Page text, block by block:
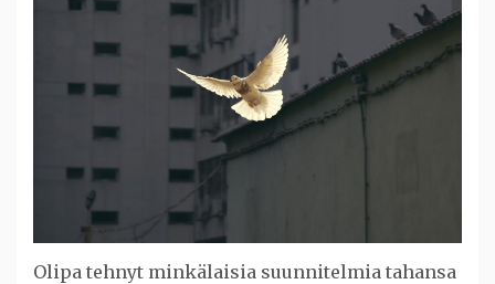
Olipa tehnyt minkälaisia suunnitelmia tahansa